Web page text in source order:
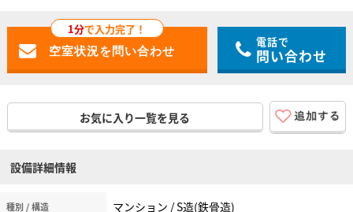
1分で入力完了！
電話で
問い合わせ
お気に入り一覧を見る
設備詳細情報
種別 / 構造 マンション / S造(鉄骨造)